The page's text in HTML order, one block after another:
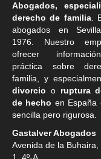
Abogados,
derecho de familia.
abogados en Sevilla
1976. Nuestro
ofrecer
práctica sobre
familia, y
divorcio o ruptura
de hecho en España
sencilla pero rigurosa.
Gastalver Abogados
Avenida de la Buhaira,